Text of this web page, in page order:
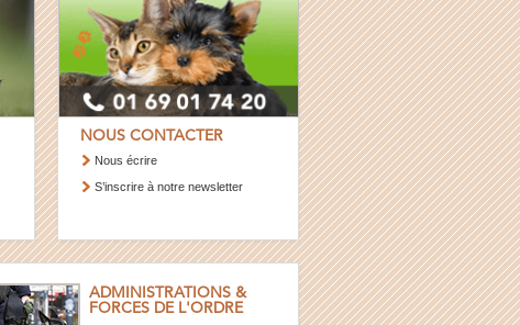
NOUS CONTACTER
Nous écrire
S’inscrire à notre newsletter
ADMINISTRATIONS &
FORCES DE L'ORDRE